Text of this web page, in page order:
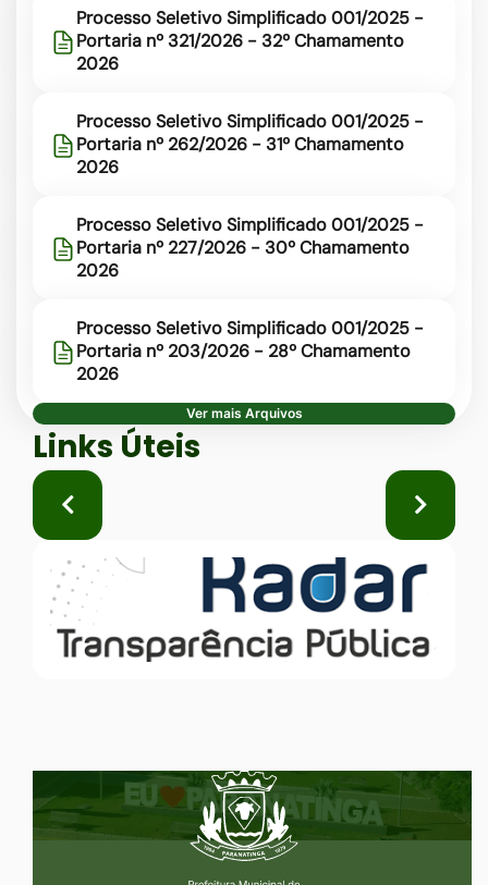
Processo Seletivo Simplificado 001/2025 -
Portaria nº 321/2026 - 32º Chamamento
2026
Processo Seletivo Simplificado 001/2025 -
Portaria nº 262/2026 - 31º Chamamento
2026
Processo Seletivo Simplificado 001/2025 -
Portaria nº 227/2026 - 30º Chamamento
2026
Processo Seletivo Simplificado 001/2025 -
Portaria nº 203/2026 - 28º Chamamento
2026
Ver mais Arquivos
Seção Links Úteis
Links Úteis
Seção do Rodapé e Ouvidoria/